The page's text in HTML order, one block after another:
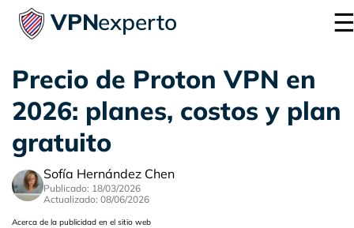
VPNexperto
Precio de Proton VPN en
2026: planes, costos y plan
gratuito
Sofía Hernández Chen
Publicado: 18/03/2026
Actualizado: 08/06/2026
Acerca de la publicidad en el sitio web